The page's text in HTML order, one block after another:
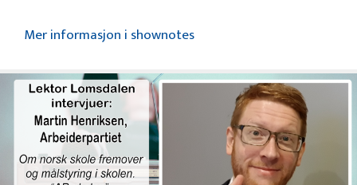
Mer informasjon i shownotes